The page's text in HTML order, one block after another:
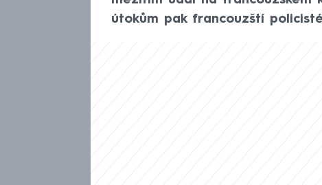
útokům pak francouzští